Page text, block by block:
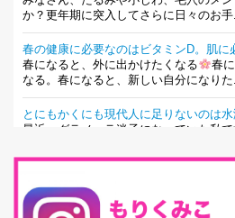
か？更年期に突入してさらに日々のお
春の健康に必要なのはビタミンD。肌に
春になると、外に出かけたくなる
春
なる。春になると、新しい自分になり
とにもかくにも現代人に足りないのは水
最近、グラノーラ迷子になっていた私
腸内環境を整えることは、健康維持の中
は思っています。 ヒトの免...